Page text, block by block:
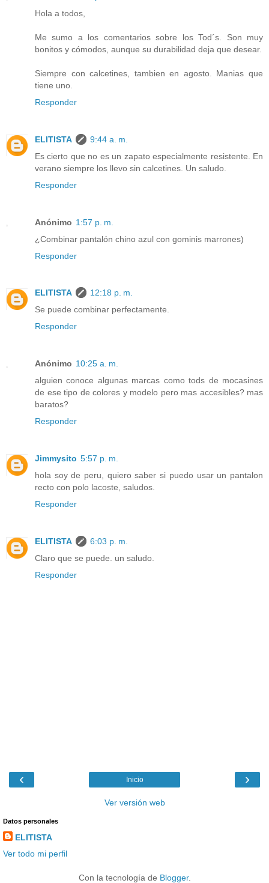
Hola a todos,
Me sumo a los comentarios sobre los Tod´s. Son muy
bonitos y cómodos, aunque su durabilidad deja que desear.
Siempre con calcetines, tambien en agosto. Manias que
tiene uno.
Responder
ELITISTA
9:44 a. m.
Es cierto que no es un zapato especialmente resistente. En
verano siempre los llevo sin calcetines. Un saludo.
Responder
Anónimo 1:57 p. m.
¿Combinar pantalón chino azul con gominis marrones)
Responder
ELITISTA
12:18 p. m.
Se puede combinar perfectamente.
Responder
Anónimo 10:25 a. m.
alguien conoce algunas marcas como tods de mocasines
de ese tipo de colores y modelo pero mas accesibles? mas
baratos?
Responder
Jimmysito 5:57 p. m.
hola soy de peru, quiero saber si puedo usar un pantalon
recto con polo lacoste, saludos.
Responder
ELITISTA
6:03 p. m.
Claro que se puede. un saludo.
Responder
‹ ›
Inicio
Ver versión web
Datos personales
ELITISTA
Ver todo mi perfil
Con la tecnología de Blogger.